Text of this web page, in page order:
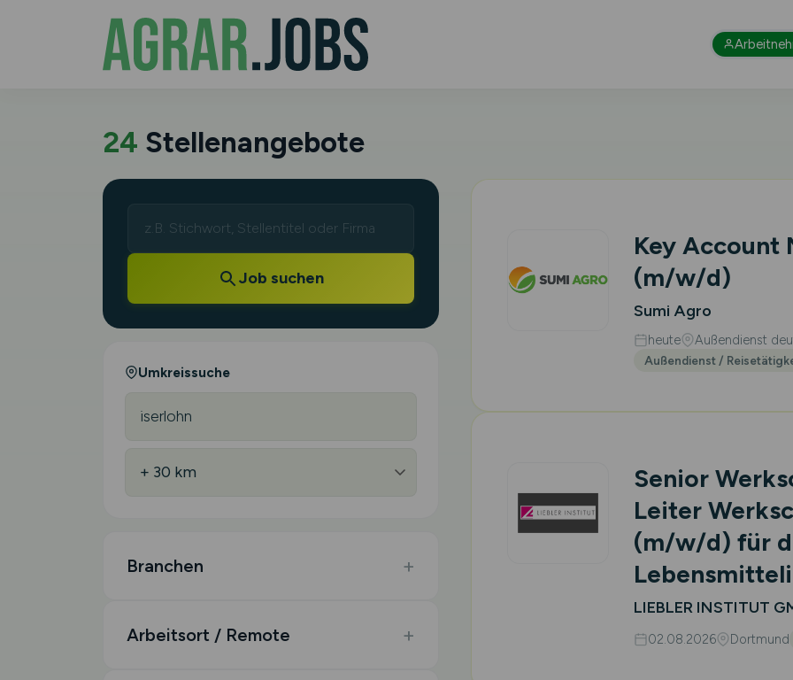
24 Stellenangebote
Job suchen
Umkreissuche
Branchen
Arbeitsort / Remote
Key Account
(m/w/d)
Sumi Agro
heute Außendienst
Außendienst /
Senior
Leiter
(m/w/d) für
LIEBLER INSTITUT
02.08.2026 Dortmund